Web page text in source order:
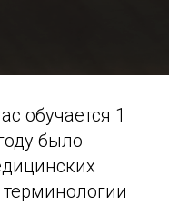
обучается 1
было